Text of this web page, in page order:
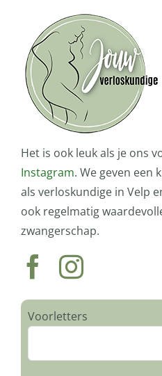
Het is ook leuk als je ons
Instagram. We geven een
als verloskundige in Velp
ook regelmatig
zwangerschap.
Voorletters